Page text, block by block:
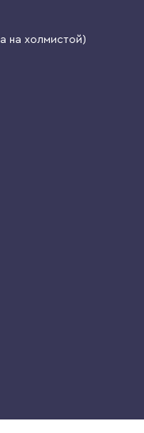
на холмистой)